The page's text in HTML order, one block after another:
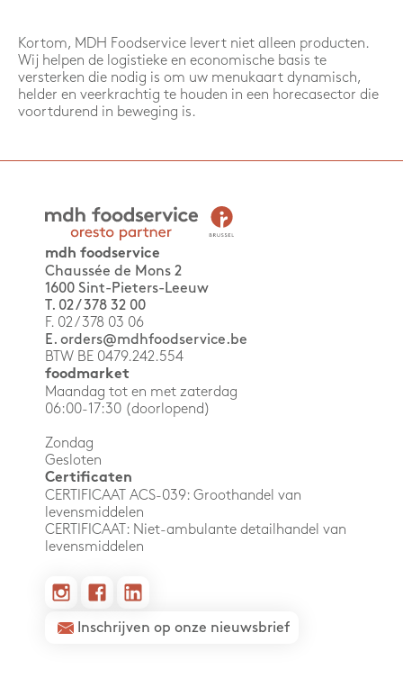
Kortom, MDH Foodservice levert niet alleen producten.
Wij helpen de logistieke en economische basis te
versterken die nodig is om uw menukaart dynamisch,
helder en veerkrachtig te houden in een horecasector die
voortdurend in beweging is.
mdh foodservice
Chaussée de Mons 2
1600 Sint-Pieters-Leeuw
T. 02 / 378 32 00
F. 02 / 378 03 06
E. orders@mdhfoodservice.be
BTW BE 0479.242.554
foodmarket
Maandag tot en met zaterdag
06:00-17:30 (doorlopend)
Zondag
Gesloten
Certificaten
CERTIFICAAT ACS-039: Groothandel van
levensmiddelen
CERTIFICAAT: Niet-ambulante detailhandel van
levensmiddelen
Inschrijven op onze nieuwsbrief